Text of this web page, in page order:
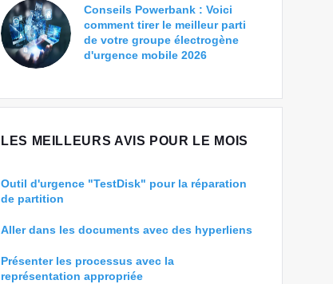
Conseils Powerbank : Voici
comment tirer le meilleur parti
de votre groupe électrogène
d'urgence mobile 2026
LES MEILLEURS AVIS POUR LE MOIS
Outil d'urgence "TestDisk" pour la réparation
de partition
Aller dans les documents avec des hyperliens
Présenter les processus avec la
représentation appropriée